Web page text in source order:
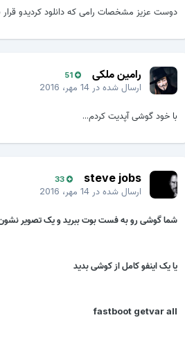
دوست عزیز مشخصات رامی که دانلود کردیدو قرار
رامین ملکی 51
ارسال شده در14 مهر، 2016
با خود گوشی آپدیت کردم...
steve jobs
33
ارسال شده در14 مهر، 2016
شما گوشی رو به فست بوت ببرید و یک تصویر نشون
یا یک اینفو کامل از کوشی بدید
fastboot getvar all